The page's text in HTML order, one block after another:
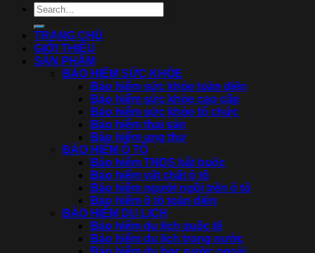
TRANG CHỦ
GIỚI THIỆU
SẢN PHẨM
BẢO HIỂM SỨC KHỎE
Bảo hiểm sức khỏe toàn diện
Bảo hiểm sức khỏe cao cấp
Bảo hiểm sức khỏe tổ chức
Bảo hiểm thai sản
Bảo hiểm ung thư
BẢO HIỂM Ô TÔ
Bảo hiểm TNDS bắt buộc
Bảo hiểm vật chất ô tô
Bảo hiểm người ngồi trên ô tô
Bảo hiểm ô tô toàn diện
BẢO HIỂM DU LỊCH
Bảo hiểm du lịch quốc tế
Bảo hiểm du lịch trong nước